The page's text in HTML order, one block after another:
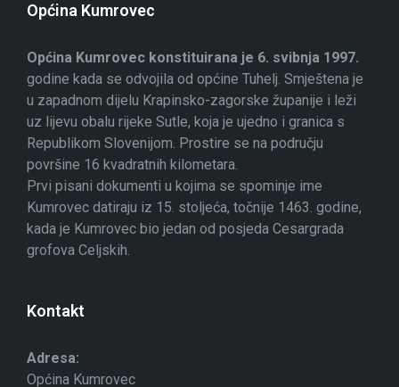
Općina Kumrovec
Općina Kumrovec konstituirana je 6. svibnja 1997.
godine kada se odvojila od općine Tuhelj. Smještena je
u zapadnom dijelu Krapinsko-zagorske županije i leži
uz lijevu obalu rijeke Sutle, koja je ujedno i granica s
Republikom Slovenijom. Prostire se na području
površine 16 kvadratnih kilometara.
Prvi pisani dokumenti u kojima se spominje ime
Kumrovec datiraju iz 15. stoljeća, točnije 1463. godine,
kada je Kumrovec bio jedan od posjeda Cesargrada
grofova Celjskih.
Kontakt
Adresa:
Općina Kumrovec